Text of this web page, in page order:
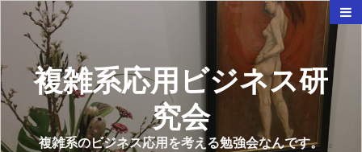
複雑系応用ビジネス研
究会
複雑系のビジネス応用を考える勉強会なんです。